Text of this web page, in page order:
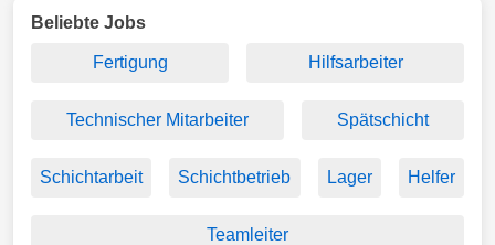
Beliebte Jobs
Fertigung Hilfsarbeiter
Technischer Mitarbeiter Spätschicht
Schichtarbeit Schichtbetrieb Lager Helfer
Teamleiter